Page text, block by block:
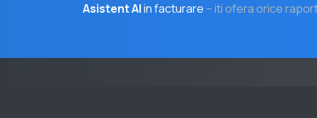
Asistent AIin facturare – iti ofera orice